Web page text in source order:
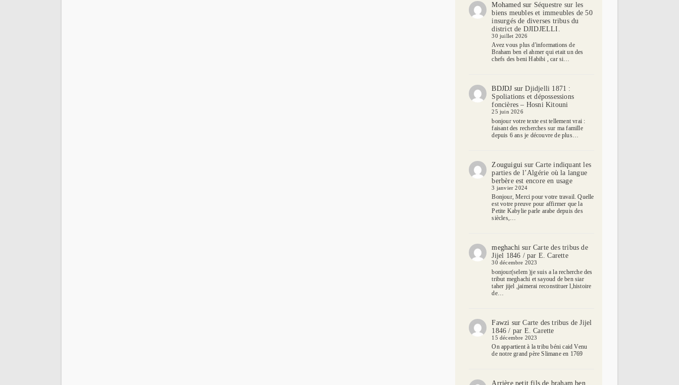
Mohamed sur Séquestre sur les
biens meubles et immeubles de 50
insurgés de diverses tribus du
district de DJIDJELLI.
30 juillet 2026
Avez vous plus d'informations de
Braham ben el ahmer qui etait un des
chefs des beni Habibi , car si…
BDJDJ surDjidjelli 1871 :
Spoliations et dépossessions
foncières – Hosni Kitouni
25 juin 2026
bonjour votre texte est tellement vrai :
faisant des recherches sur ma famille
depuis 6 ans je découvre de plus…
Zouguigui surCarte indiquant les
parties de l’Algérie où la langue
berbère est encore en usage
3 janvier 2024
Bonjour, Merci pour votre travail. Quelle
est votre preuve pour affirmer que la
Petite Kabylie parle arabe depuis des
siècles,…
meghachisur Carte des tribus de
Jijel 1846 / par E. Carette
30 décembre 2023
bonjour(selem )je suis a la recherche des
tribut meghachi et sayoud de ben siar
taher jijel ,jaimerai reconstituer l,histoire
de…
Fawzi surCarte des tribus de Jijel
1846 / par E. Carette
15 décembre 2023
On appartient à la tribu béni caid Venu
de notre grand père Slimane en 1769
Arrière petit fils de braham ben